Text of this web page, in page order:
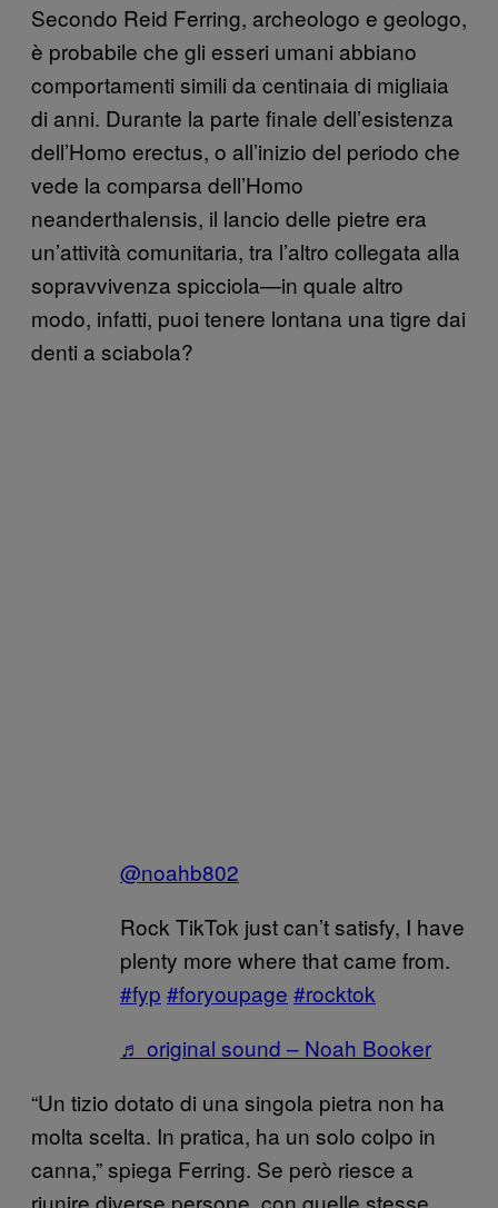
Secondo Reid Ferring, archeologo e geologo,
è probabile che gli esseri umani abbiano
comportamenti simili da centinaia di migliaia
di anni. Durante la parte finale dell’esistenza
dell’Homo erectus, o all’inizio del periodo che
vede la comparsa dell’Homo
neanderthalensis, il lancio delle pietre era
un’attività comunitaria, tra l’altro collegata alla
sopravvivenza spicciola—in quale altro
modo, infatti, puoi tenere lontana una tigre dai
denti a sciabola?
@noahb802
Rock TikTok just can’t satisfy, I have
plenty more where that came from.
#fyp #foryoupage #rocktok
♬ original sound – Noah Booker
“Un tizio dotato di una singola pietra non ha
molta scelta. In pratica, ha un solo colpo in
canna,” spiega Ferring. Se però riesce a
riunire diverse persone, con quelle stesse